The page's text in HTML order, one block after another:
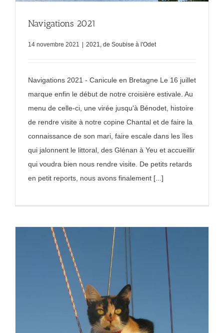
Navigations 2021
14 novembre 2021 2021, de Soubise à l'Odet
Navigations 2021 - Canicule en Bretagne Le 16 juillet
marque enfin le début de notre croisière estivale. Au
menu de celle-ci, une virée jusqu'à Bénodet, histoire
de rendre visite à notre copine Chantal et de faire la
connaissance de son mari, faire escale dans les îles
qui jalonnent le littoral, des Glénan à Yeu et accueillir
qui voudra bien nous rendre visite. De petits retards
en petit reports, nous avons finalement [...]